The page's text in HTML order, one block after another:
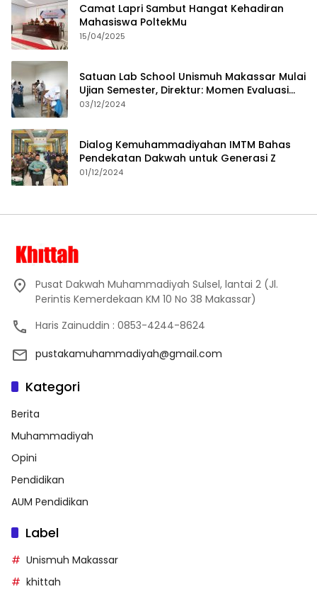
Camat Lapri Sambut Hangat Kehadiran
Mahasiswa PoltekMu
15/04/2025
Satuan Lab School Unismuh Makassar Mulai
Ujian Semester, Direktur: Momen Evaluasi
Proses Pembelajaran
03/12/2024
Dialog Kemuhammadiyahan IMTM Bahas
Pendekatan Dakwah untuk Generasi Z
01/12/2024
Pusat Dakwah Muhammadiyah Sulsel, lantai 2 (Jl.
Perintis Kemerdekaan KM 10 No 38 Makassar)
Haris Zainuddin : 0853-4244-8624
pustakamuhammadiyah@gmail.com
Kategori
Berita
Muhammadiyah
Opini
Pendidikan
AUM Pendidikan
Label
Unismuh Makassar
khittah